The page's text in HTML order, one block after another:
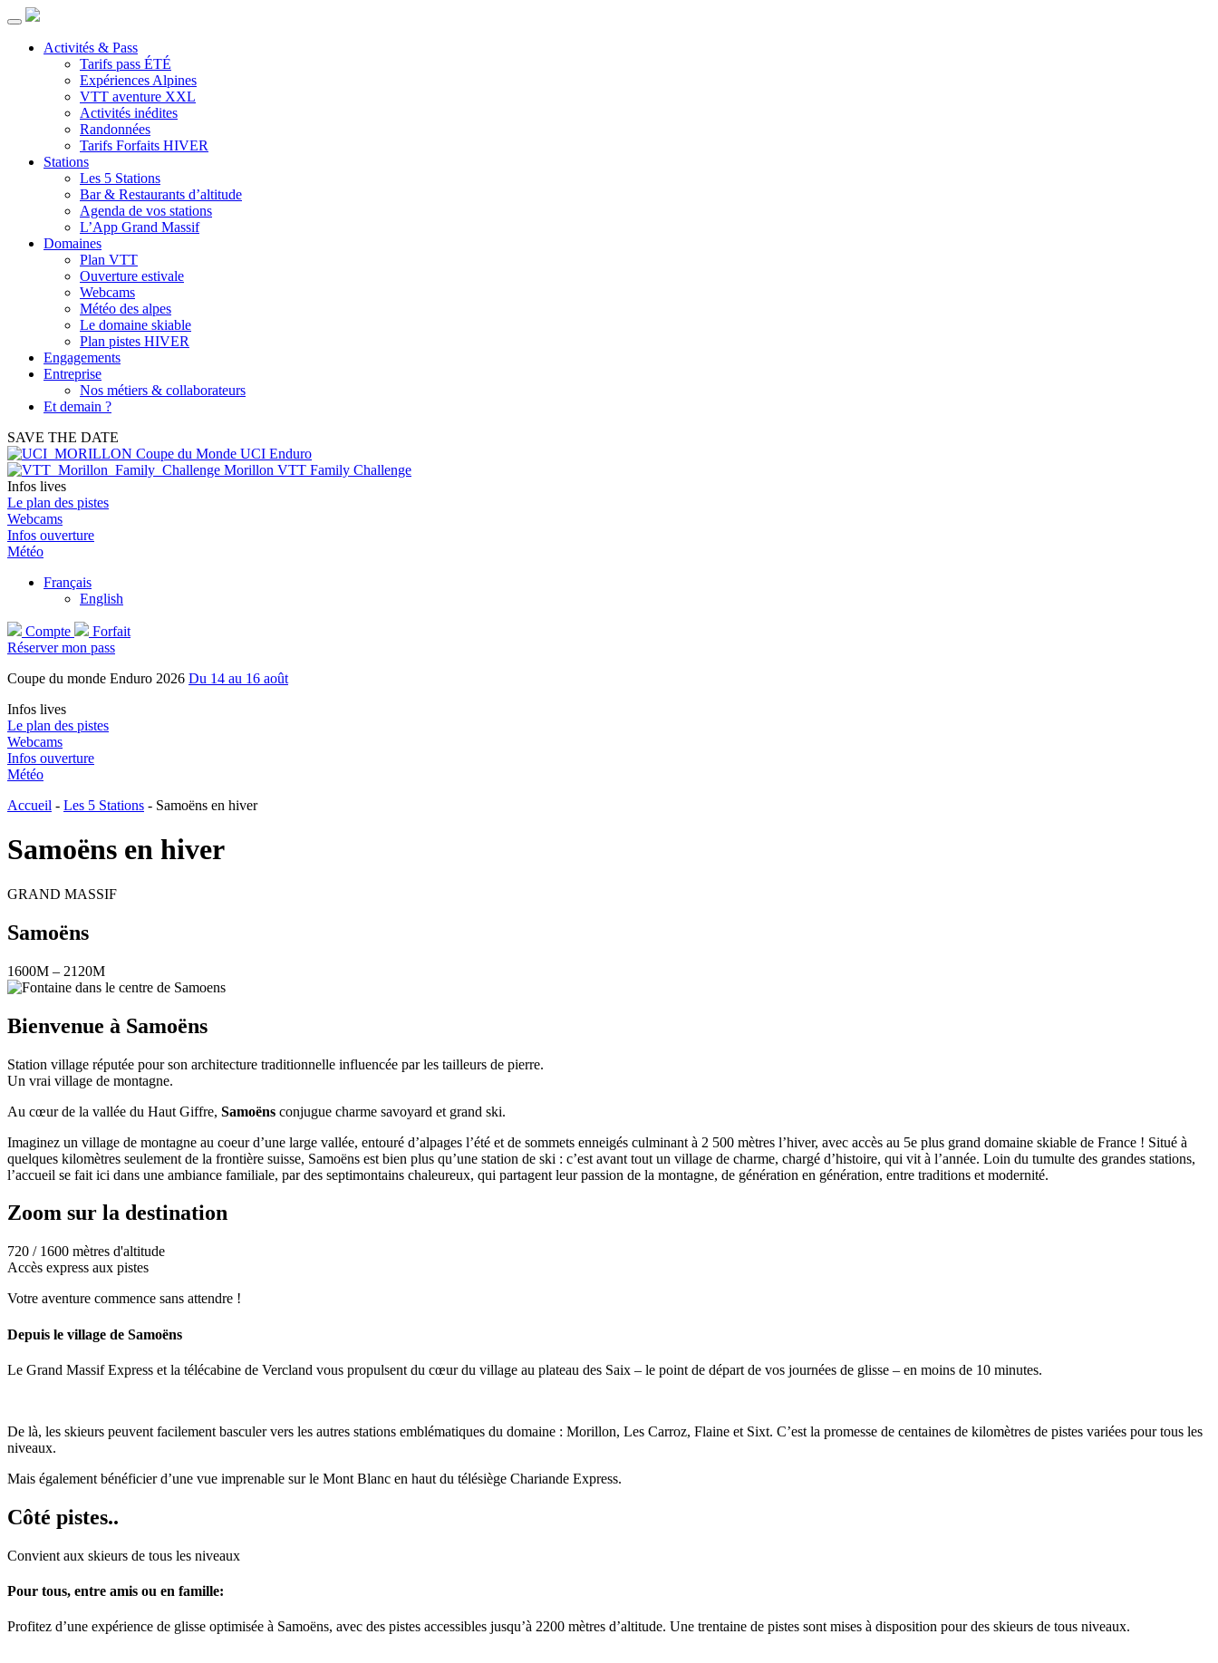
Activités & Pass
Tarifs pass ÉTÉ
Expériences Alpines
VTT aventure XXL
Activités inédites
Randonnées
Tarifs Forfaits HIVER
Stations
Les 5 Stations
Bar & Restaurants d’altitude
Agenda de vos stations
L’App Grand Massif
Domaines
Plan VTT
Ouverture estivale
Webcams
Météo des alpes
Le domaine skiable
Plan pistes HIVER
Engagements
Entreprise
Nos métiers & collaborateurs
Et demain ?
SAVE THE DATE
Coupe du Monde UCI Enduro
Morillon VTT Family Challenge
Infos lives
Le plan des pistes
Webcams
Infos ouverture
Météo
Français
English
Compte
Forfait
Réserver mon pass
Coupe du monde Enduro 2026 Du 14 au 16 août
Infos lives
Le plan des pistes
Webcams
Infos ouverture
Météo
Accueil - Les 5 Stations - Samoëns en hiver
Samoëns en hiver
GRAND MASSIF
Samoëns
1600M – 2120M
Bienvenue à Samoëns
Station village réputée pour son architecture traditionnelle influencée par les tailleurs de pierre.
Un vrai village de montagne.
Au cœur de la vallée du Haut Giffre, Samoëns conjugue charme savoyard et grand ski.
Imaginez un village de montagne au coeur d’une large vallée, entouré d’alpages l’été et de sommets enneigés culminant à 2 500 mètres l’hiver, avec accès au 5e plus grand domaine skiable de France ! Situé à
quelques kilomètres seulement de la frontière suisse, Samoëns est bien plus qu’une station de ski : c’est avant tout un village de charme, chargé d’histoire, qui vit à l’année. Loin du tumulte des grandes stations,
l’accueil se fait ici dans une ambiance familiale, par des septimontains chaleureux, qui partagent leur passion de la montagne, de génération en génération, entre traditions et modernité.
Zoom sur la destination
720 / 1600 mètres d'altitude
Accès express aux pistes
Votre aventure commence sans attendre !
Depuis le village de Samoëns
Le Grand Massif Express et la télécabine de Vercland vous propulsent du cœur du village au plateau des Saix – le point de départ de vos journées de glisse – en moins de 10 minutes.
De là, les skieurs peuvent facilement basculer vers les autres stations emblématiques du domaine : Morillon, Les Carroz, Flaine et Sixt. C’est la promesse de centaines de kilomètres de pistes variées pour tous les
niveaux.
Mais également bénéficier d’une vue imprenable sur le Mont Blanc en haut du télésiège Chariande Express.
Côté pistes..
Convient aux skieurs de tous les niveaux
Pour tous, entre amis ou en famille:
Profitez d’une expérience de glisse optimisée à Samoëns, avec des pistes accessibles jusqu’à 2200 mètres d’altitude. Une trentaine de pistes sont mises à disposition pour des skieurs de tous niveaux.